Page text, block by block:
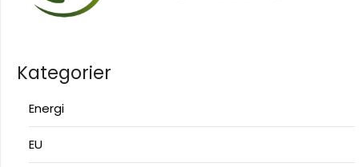
Kategorier
Energi
EU